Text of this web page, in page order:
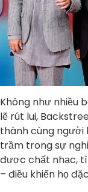
Không như nhiều
lẽ rút lui,
thành cùng người
trầm trong sự
được chất nhạc,
– điều khiến họ